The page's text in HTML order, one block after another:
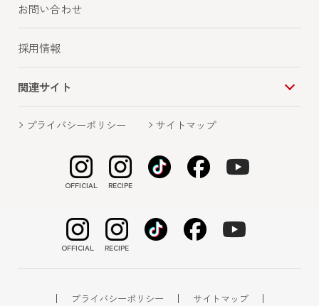
お知らせ一覧に戻る
TOPお知らせ
OFFICIAL RECIPE
プライバシーポリシー サイトマップ
お問い合わせ
採用情報
関連サイト
プライバシーポリシー サイトマップ
OFFICIAL RECIPE